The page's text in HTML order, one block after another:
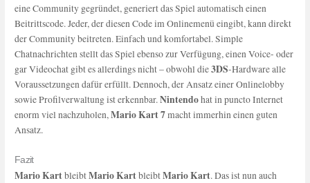
eine Community gegründet, generiert das Spiel automatisch einen
Beitrittscode. Jeder, der diesen Code im Onlinemenü eingibt, kann direkt
der Community beitreten. Einfach und komfortabel. Simple
Chatnachrichten stellt das Spiel ebenso zur Verfügung, einen Voice- oder
gar Videochat gibt es allerdings nicht – obwohl die3DS-Hardware alle
Voraussetzungen dafür erfüllt. Dennoch, der Ansatz einer Onlinelobby
sowie Profilverwaltung ist erkennbar.Nintendohat in puncto Internet
enorm viel nachzuholen,Mario Kart 7macht immerhin einen guten
Ansatz.
Fazit
Mario KartbleibtMario KartbleibtMario Kart. Das ist nun auch